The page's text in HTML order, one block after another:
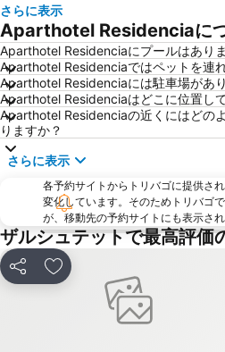
Pavillion
Isernhagen-Süd
City Point Braunschweig
Jann Hinsch Hof
さらに表示
Aparthotel Residenciaに
Aparthotel Residenciaにプールはあり
Aparthotel Residenciaではペットを連
Aparthotel Residenciaには駐車場があ
Aparthotel Residenciaはどこに位置し
Aparthotel Residenciaの近くにはどの
りますか？
さらに表示
各予約サイトからトリバゴに提供さ
変化しています。そのためトリバゴ
が、移動先の予約サイトにも表示さ
ザルシュテットで最高評価
シェア お気に入りに追加